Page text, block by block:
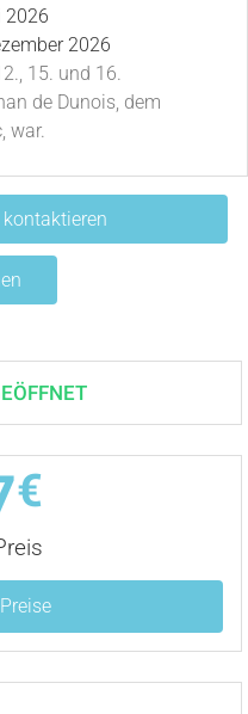
2026
2026
15. und 16.
de Dunois, dem
war.
€